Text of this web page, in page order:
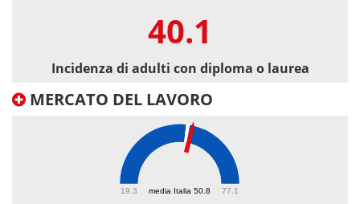
40.1
Incidenza di adulti con diploma o laurea
MERCATO DEL LAVORO
media Italia 50.8
19.3 77.1